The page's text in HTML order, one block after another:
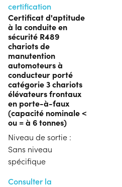
certification
Certificat d'aptitude
à la conduite en
sécurité R489
chariots de
manutention
automoteurs à
conducteur porté
catégorie 3 chariots
élévateurs frontaux
en porte-à-faux
(capacité nominale <
ou = à 6 tonnes)
Niveau de sortie :
Sans niveau
spécifique
Consulter la